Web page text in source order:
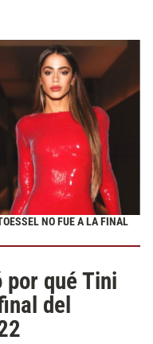
NO FUE A LA FINAL
qué Tini
del